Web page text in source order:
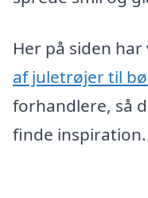
Her på siden har
af juletrøjer til
forhandlere, så
finde inspiration.